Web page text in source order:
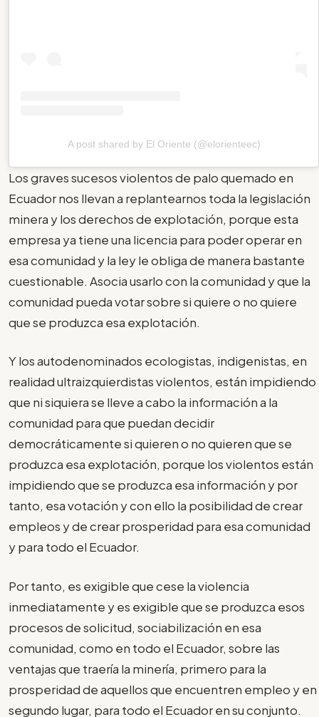
A post shared by El Oriente (@elorienteec)
Los graves sucesos violentos de palo quemado en
Ecuador nos llevan a replantearnos toda la legislación
minera y los derechos de explotación, porque esta
empresa ya tiene una licencia para poder operar en
esa comunidad y la ley le obliga de manera bastante
cuestionable. Asocia usarlo con la comunidad y que la
comunidad pueda votar sobre si quiere o no quiere
que se produzca esa explotación.
Y los autodenominados ecologistas, indigenistas, en
realidad ultraizquierdistas violentos, están impidiendo
que ni siquiera se lleve a cabo la información a la
comunidad para que puedan decidir
democráticamente si quieren o no quieren que se
produzca esa explotación, porque los violentos están
impidiendo que se produzca esa información y por
tanto, esa votación y con ello la posibilidad de crear
empleos y de crear prosperidad para esa comunidad
y para todo el Ecuador.
Por tanto, es exigible que cese la violencia
inmediatamente y es exigible que se produzca esos
procesos de solicitud, sociabilización en esa
comunidad, como en todo el Ecuador, sobre las
ventajas que traería la minería, primero para la
prosperidad de aquellos que encuentren empleo y en
segundo lugar, para todo el Ecuador en su conjunto.